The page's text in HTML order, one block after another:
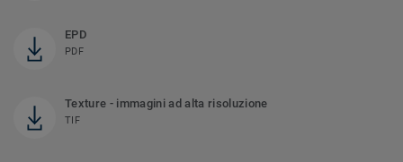
EPD
PDF
Texture - immagini ad alta risoluzione
TIF